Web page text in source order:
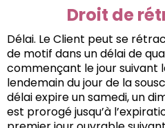
Droit de
Délai. Le Client peut se
de motif dans un délai de
commençant le jour suivant
lendemain du jour de la
délai expire un samedi, un
est prorogé jusqu’à